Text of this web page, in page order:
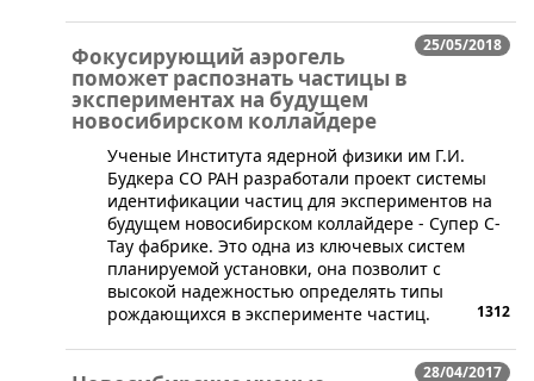
25/05/2018
Фокусирующий аэрогель
поможет распознать частицы в
экспериментах на будущем
новосибирском коллайдере
​Ученые Института ядерной физики им Г.И.
Будкера СО РАН разработали проект системы
идентификации частиц для экспериментов на
будущем новосибирском коллайдере - Супер С-
Тау фабрике. Это одна из ключевых систем
планируемой установки, она позволит с
высокой надежностью определять типы
рождающихся в эксперименте частиц.
1312
28/04/2017